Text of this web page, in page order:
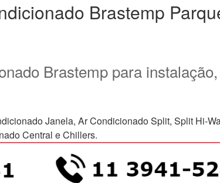
Brastemp
Brastemp para
Janela, Ar Condicionado Split, Split Hi-
Central e Chillers.